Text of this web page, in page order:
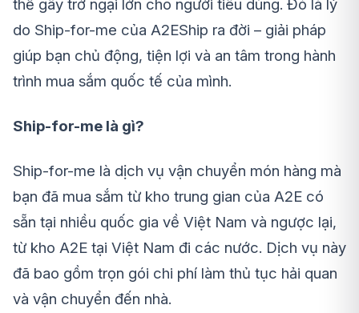
thể gây trở ngại lớn cho người tiêu dùng. Đó là lý
do Ship-for-me của A2EShip ra đời – giải pháp
giúp bạn chủ động, tiện lợi và an tâm trong hành
trình mua sắm quốc tế của mình.
Ship-for-me là gì?
Ship-for-me là dịch vụ vận chuyển món hàng mà
bạn đã mua sắm từ kho trung gian của A2E có
sẵn tại nhiều quốc gia về Việt Nam và ngược lại,
từ kho A2E tại Việt Nam đi các nước. Dịch vụ này
đã bao gồm trọn gói chi phí làm thủ tục hải quan
và vận chuyển đến nhà.